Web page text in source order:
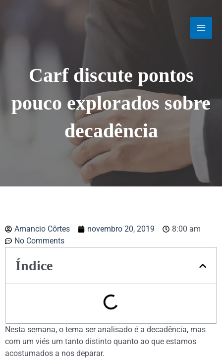
Carf discute pontos
pouco explorados sobre
decadência
Amancio Côrtes novembro 20, 2019
8:00 am
No Comments
Índice
Nesta semana, o tema ser analisado é a decadência, mas
com um viés um tanto distinto quanto ao que estamos
acostumados a nos deparar.